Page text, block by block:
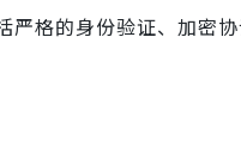
格的身份验证、加密